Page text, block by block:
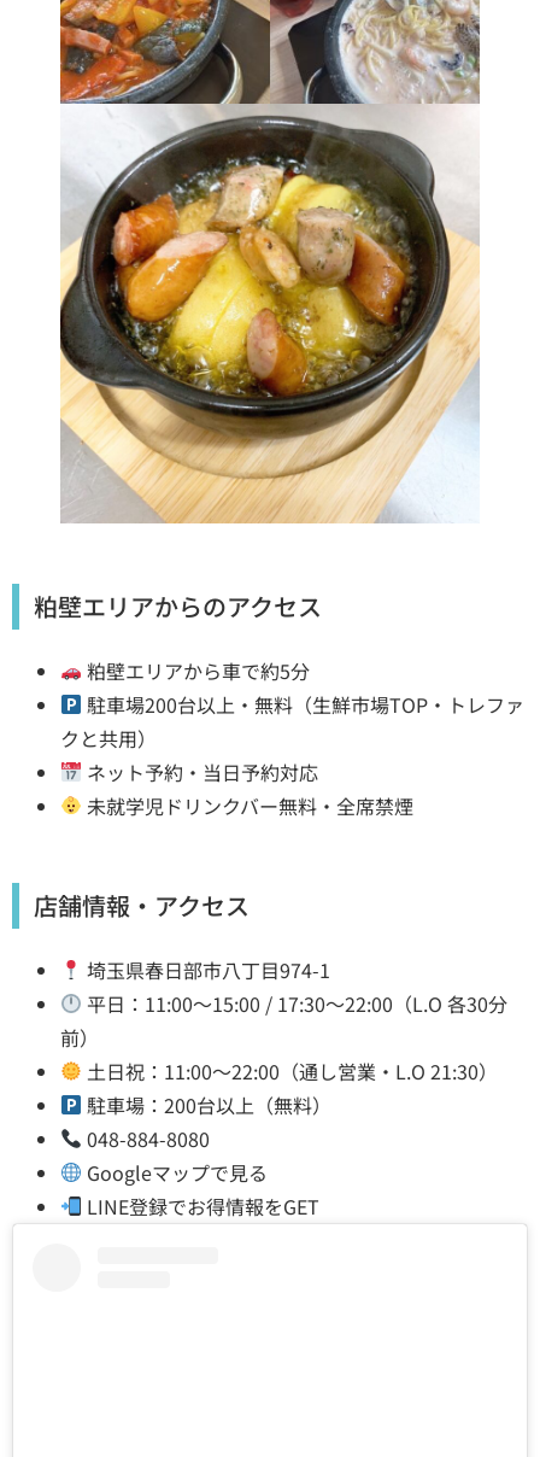
粕壁エリアからのアクセス
粕壁エリアから車で約5分
駐車場200台以上・無料（生鮮市場TOP・トレファ
クと共用）
ネット予約・当日予約対応
未就学児ドリンクバー無料・全席禁煙
店舗情報・アクセス
埼玉県春日部市八丁目974-1
平日：11:00〜15:00 / 17:30〜22:00（L.O 各30分
前）
土日祝：11:00〜22:00（通し営業・L.O 21:30）
駐車場：200台以上（無料）
048-884-8080
Googleマップで見る
LINE登録でお得情報をGET